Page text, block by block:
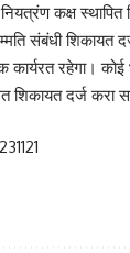
कक्ष
संबंधी शिकायत
रहेगा। कोई
दर्ज करा